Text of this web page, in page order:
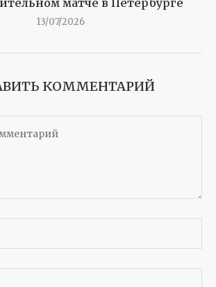
13/07/2026
КОММЕНТАРИЙ